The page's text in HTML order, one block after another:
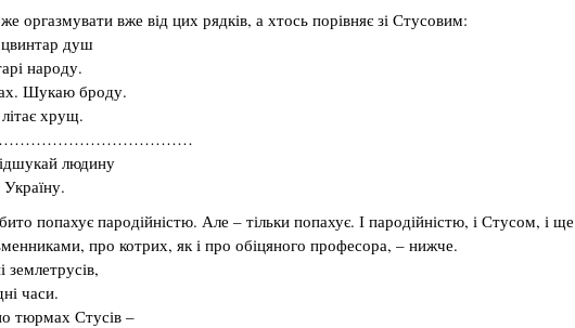
оргазмувати вже від цих рядків, а хтось порівняє зі Стусовим:
душ
народу.
Шукаю броду.
хрущ.
людину
попахує пародійністю. Але – тільки попахує. І пародійністю, і Стусом, і ще
про котрих, як і про обіцяного професора, – нижче.
землетрусів,
часи.
тюрмах Стусів –